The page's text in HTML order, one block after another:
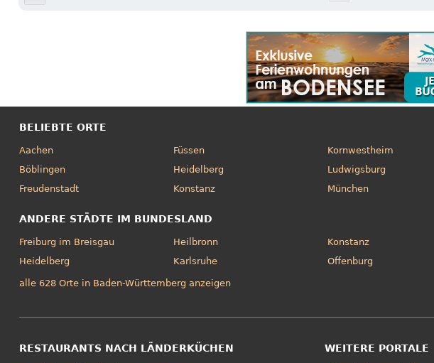
BELIEBTE ORTE
Aachen
Böblingen
Freudenstadt
Füssen
Heidelberg
Konstanz
Kornwestheim
Ludwigsburg
München
ANDERE STÄDTE IM BUNDESLAND
Freiburg im Breisgau
Heidelberg
Heilbronn
Karlsruhe
Konstanz
Offenburg
alle 628 Orte in Baden-Württemberg anzeigen
RESTAURANTS NACH LÄNDERKÜCHEN WEITERE PORTALE